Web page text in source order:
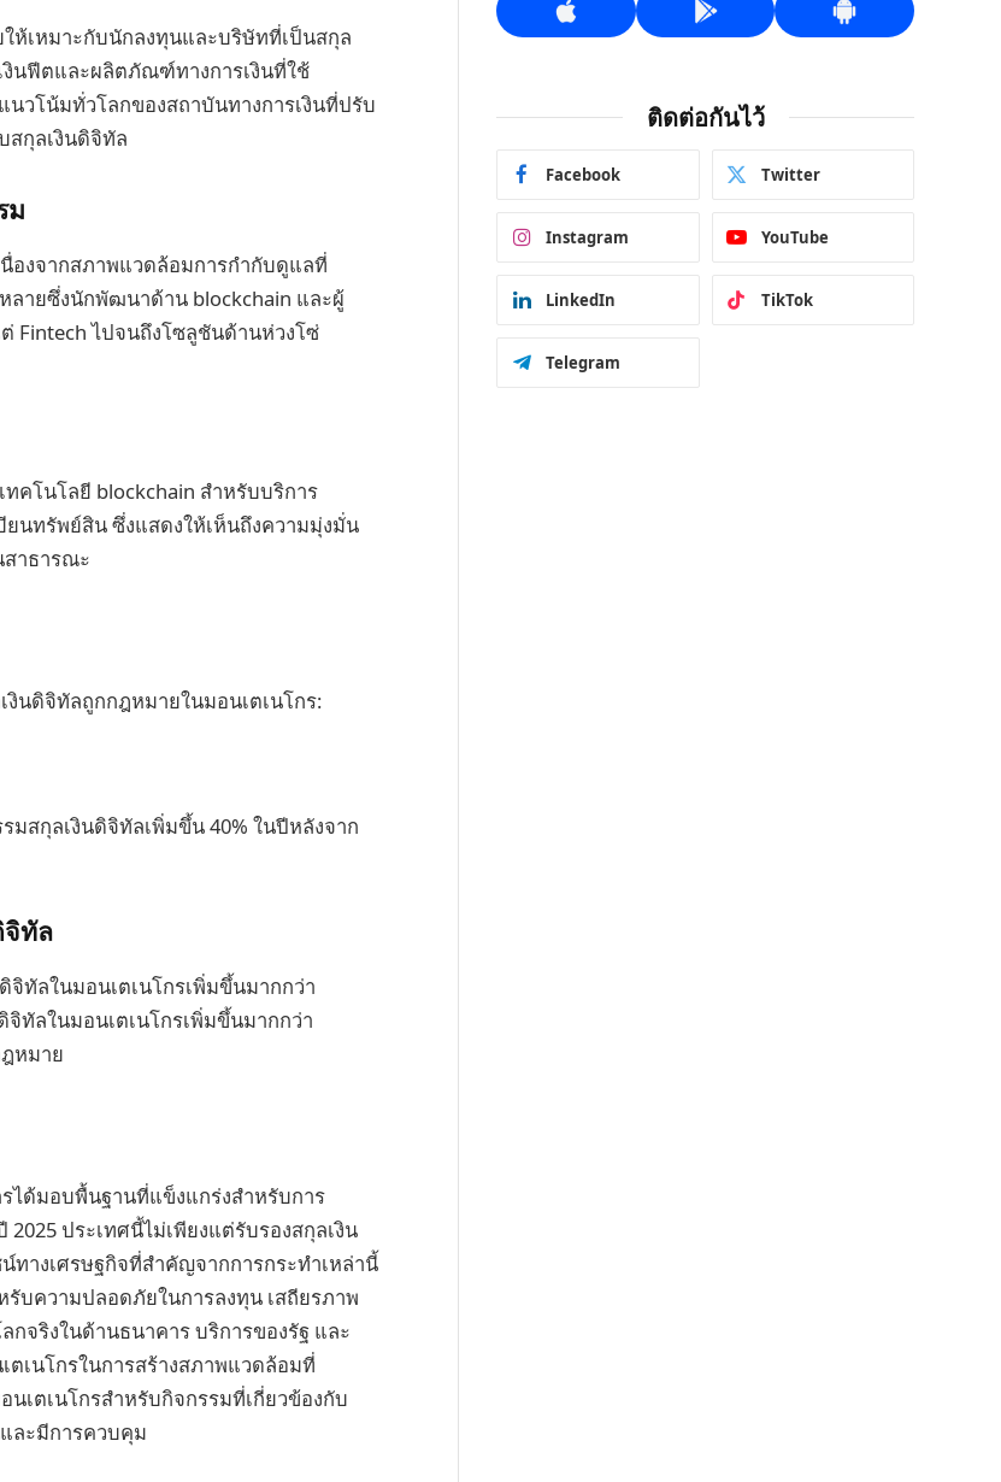
ห้เหมาะกับนักลงทุนและบริษัทที่เป็นสกุล
งินฟีตและผลิตภัณฑ์ทางการเงินที่ใช้
วโน้มทั่วโลกของสถาบันทางการเงินที่ปรับ
สกุลเงินดิจิทัล
ม
องจากสภาพแวดล้อมการกำกับดูแลที่
ลายซึ่งนักพัฒนาด้าน blockchain และผู้
Fintech ไปจนถึงโซลูชันด้านห่วงโซ่
ทคโนโลยี blockchain สำหรับบริการ
นทรัพย์สิน ซึ่งแสดงให้เห็นถึงความมุ่งมั่น
สาธารณะ
นดิจิทัลถูกกฎหมายในมอนเตเนโกร:
สกุลเงินดิจิทัลเพิ่มขึ้น 40% ในปีหลังจาก
จิทัล
ทัลในมอนเตเนโกรเพิ่มขึ้นมากกว่า
ทัลในมอนเตเนโกรเพิ่มขึ้นมากกว่า
หมาย
ได้มอบพื้นฐานที่แข็งแกร่งสำหรับการ
ประเทศนี้ไม่เพียงแต่รับรองสกุลเงิน
างเศรษฐกิจที่สำคัญจากการกระทำเหล่านี้
บความปลอดภัยในการลงทุน เสถียรภาพ
จริงในด้านธนาคาร บริการของรัฐ และ
เนโกรในการสร้างสภาพแวดล้อมที่
เตเนโกรสำหรับกิจกรรมที่เกี่ยวข้องกับ
ละมีการควบคุม
ติดต่อกันไว้
Facebook Twitter
Instagram YouTube
LinkedIn TikTok
Telegram